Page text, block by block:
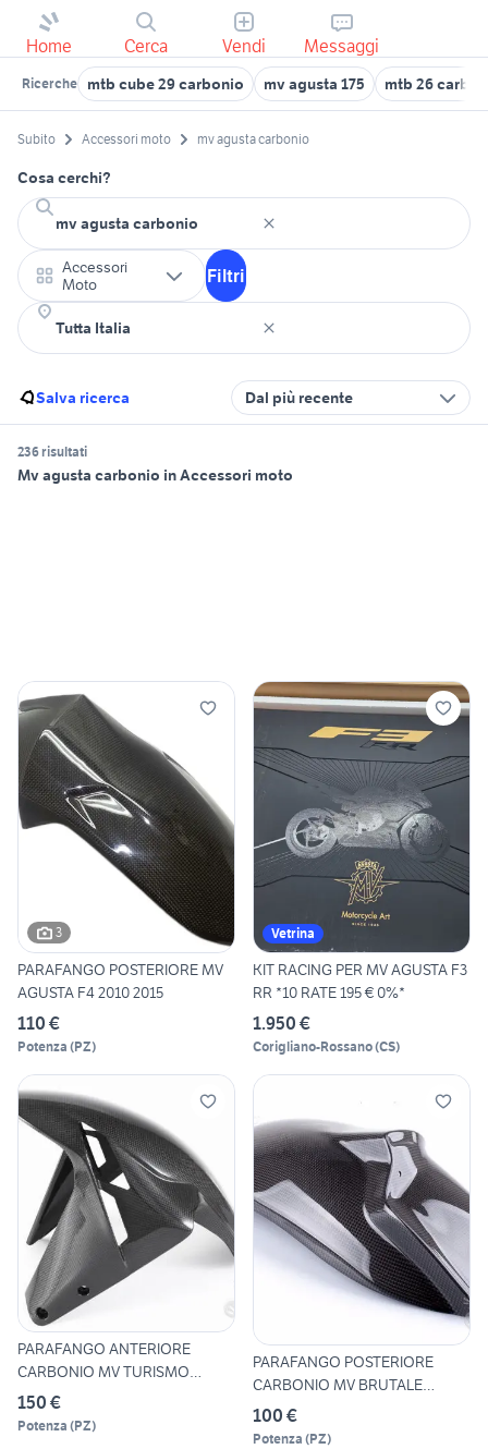
Home Cerca Vendi Messaggi
Ricerche mtb cube 29 carbonio mv agusta 175 mtb 26
Subito Accessori moto mv agusta carbonio
Cosa cerchi?
Accessori
Moto
Filtri
Salva ricerca Dal più recente
236 risultati
Mv agusta carbonio in Accessori moto
3
PARAFANGO POSTERIORE MV
AGUSTA F4 2010 2015
110 €
Potenza (PZ)
Vetrina
KIT RACING PER MV AGUSTA F3
RR *10 RATE 195 € 0%*
1.950 €
Corigliano-Rossano(CS)
PARAFANGO ANTERIORE
CARBONIO MV TURISMO
VELOCE 800
150 €
Potenza (PZ)
PARAFANGO POSTERIORE
CARBONIO MV BRUTALE
AGUSTA PR
100 €
Potenza (PZ)